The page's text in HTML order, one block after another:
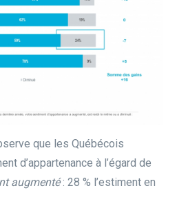
que les Québécois
d’appartenance à l’égard de
augmenté: 28 % l’estiment en